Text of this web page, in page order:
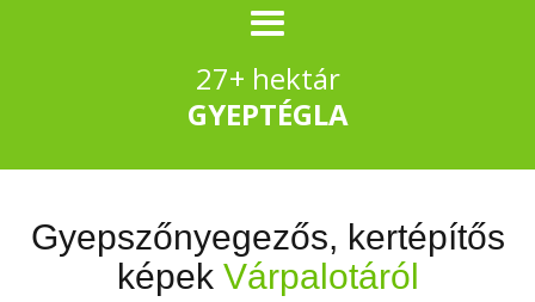
27+ hektár
GYEPTÉGLA
Gyepszőnyegezős, kertépítős
képek Várpalotáról